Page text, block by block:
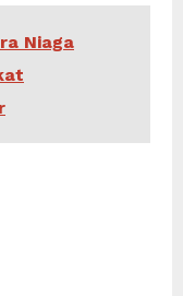
Niaga